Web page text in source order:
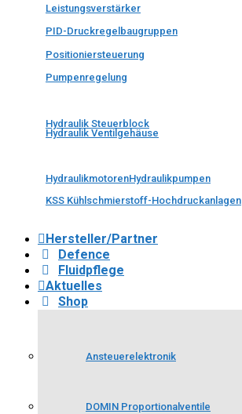
Leistungsverstärker
PID-Druckregelbaugruppen
Positioniersteuerung
Pumpenregelung
Hydraulik Steuerblock
Hydraulik Ventilgehäuse
HydraulikmotorenHydraulikpumpen
KSS Kühlschmierstoff-Hochdruckanlagen
Hersteller/Partner
Defence
Fluidpflege
Aktuelles
Shop
Ansteuerelektronik
DOMIN Proportionalventile